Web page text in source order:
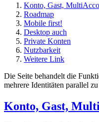
Konto, Gast,
Roadmap
Mobile first!
Desktop auch
Private Konten
Nutzbarkeit
Weitere Link
Die Seite behandelt die
mehrere Identitäten parallel
Konto, Gast,